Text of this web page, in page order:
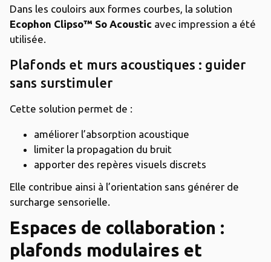
Dans les couloirs aux formes courbes, la solution
Ecophon Clipso™ So Acoustic avec impression a été
utilisée.
Plafonds et murs acoustiques : guider
sans surstimuler
Cette solution permet de :
améliorer l’absorption acoustique
limiter la propagation du bruit
apporter des repères visuels discrets
Elle contribue ainsi à l’orientation sans générer de
surcharge sensorielle.
Espaces de collaboration :
plafonds modulaires et